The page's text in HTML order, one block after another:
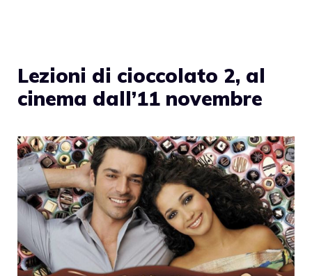
Lezioni di cioccolato 2, al
cinema dall’11 novembre